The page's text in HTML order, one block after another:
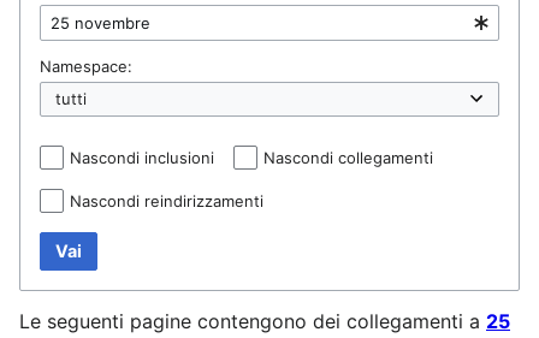
Namespace:
Nascondi inclusioni Nascondi collegamenti
Nascondi reindirizzamenti
Vai
Le seguenti pagine contengono dei collegamenti a 25